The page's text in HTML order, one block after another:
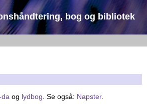
bog og bibliotek
og lydbog . Se også: Napster.